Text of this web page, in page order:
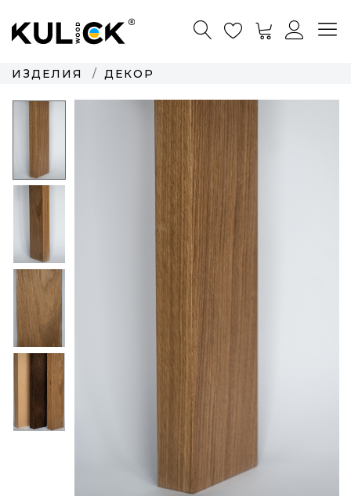
ИЗДЕЛИЯ ДЕКОР